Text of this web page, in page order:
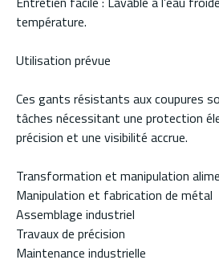
température.
Utilisation prévue
Ces gants résistants aux coupures
tâches nécessitant une protection
précision et une visibilité accrue.
Transformation et manipulation
Manipulation et fabrication de métal
Assemblage industriel
Travaux de précision
Maintenance industrielle